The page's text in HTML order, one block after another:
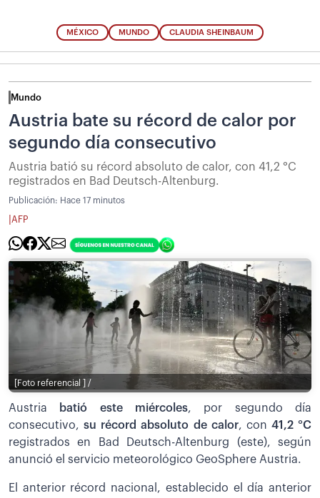
MÉXICO MUNDO CLAUDIA SHEINBAUM
Mundo
Austria bate su récord de calor por
segundo día consecutivo
Austria batió su récord absoluto de calor, con 41,2 °C
registrados en Bad Deutsch-Altenburg.
Publicación: Hace 17 minutos
AFP
[Foto referencial ] /
Austria batió este miércoles, por segundo día
consecutivo,su récord absoluto de calor, con 41,2 °C
registrados en Bad Deutsch-Altenburg (este), según
anunció el servicio meteorológico GeoSphere Austria.
El anterior récord nacional, establecido el día anterior